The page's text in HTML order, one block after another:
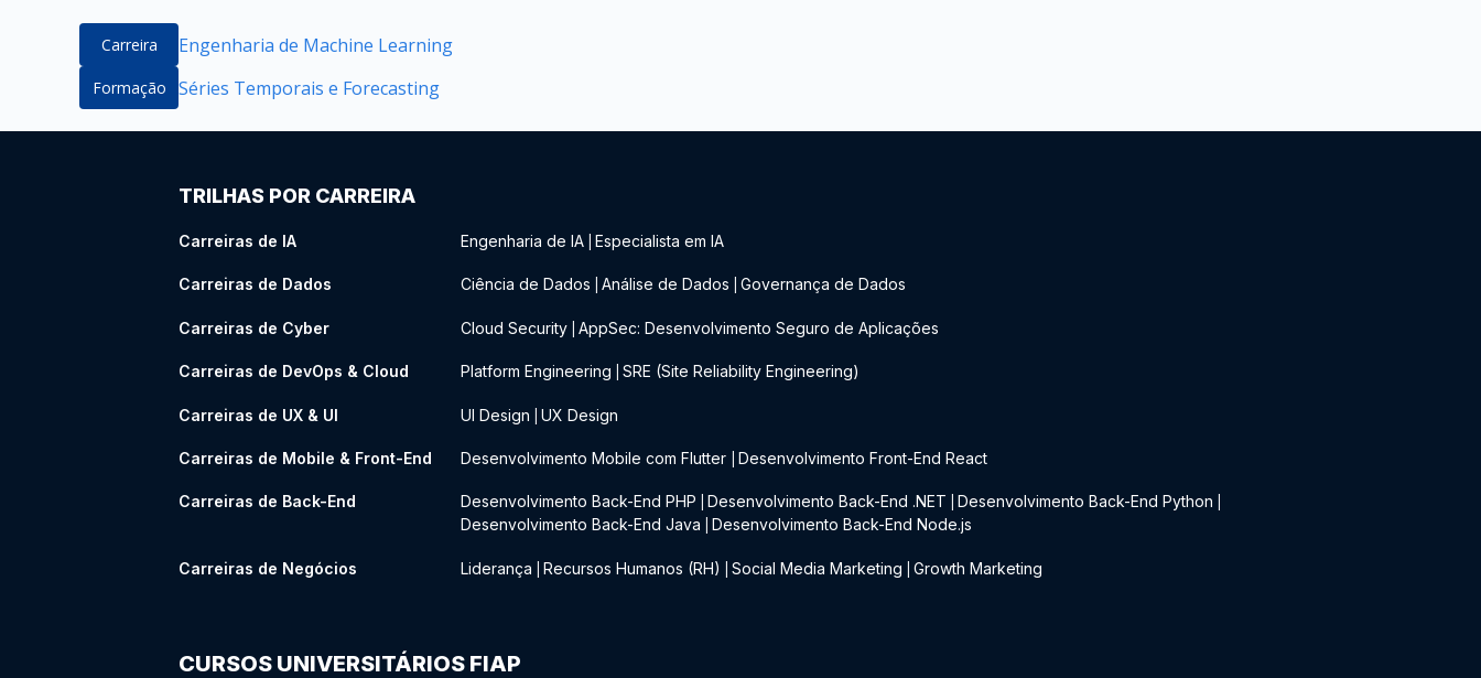
Carreira Engenharia de Machine Learning
Formação Séries Temporais e Forecasting
TRILHAS POR CARREIRA
Carreiras de IA Engenharia de IA Especialista em IA
Carreiras de Dados Ciência de Dados Análise de Dados Governança de Dados
Carreiras de Cyber Cloud Security AppSec: Desenvolvimento Seguro de Aplicações
Carreiras de DevOps & Cloud Platform Engineering SRE (Site Reliability Engineering)
Carreiras de UX & UI UI Design UX Design
Carreiras de Mobile & Front-End Desenvolvimento Mobile com Flutter Desenvolvimento Front-End React
Carreiras de Back-End Desenvolvimento Back-End PHP Desenvolvimento Back-End .NET Desenvolvimento Back-End Python
Desenvolvimento Back-End Java Desenvolvimento Back-End Node.js
Carreiras de Negócios Liderança Recursos Humanos (RH) Social Media Marketing Growth Marketing
CURSOS UNIVERSITÁRIOS FIAP